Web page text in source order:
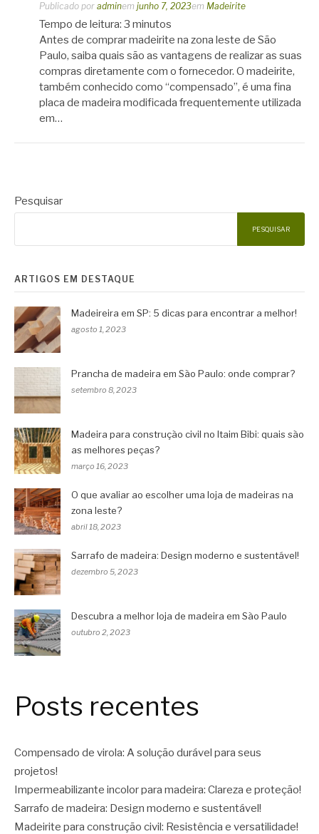
Publicado por adminem junho 7, 2023em Madeirite
Tempo de leitura: 3 minutos
Antes de comprar madeirite na zona leste de São
Paulo, saiba quais são as vantagens de realizar as suas
compras diretamente com o fornecedor. O madeirite,
também conhecido como “compensado”, é uma fina
placa de madeira modificada frequentemente utilizada
em…
Pesquisar
PESQUISAR
ARTIGOS EM DESTAQUE
Madeireira em SP: 5 dicas para encontrar a melhor!
agosto 1, 2023
Prancha de madeira em São Paulo: onde comprar?
setembro 8, 2023
Madeira para construção civil no Itaim Bibi: quais são
as melhores peças?
março 16, 2023
O que avaliar ao escolher uma loja de madeiras na
zona leste?
abril 18, 2023
Sarrafo de madeira: Design moderno e sustentável!
dezembro 5, 2023
Descubra a melhor loja de madeira em São Paulo
outubro 2, 2023
Posts recentes
Compensado de virola: A solução durável para seus
projetos!
Impermeabilizante incolor para madeira: Clareza e proteção!
Sarrafo de madeira: Design moderno e sustentável!
Madeirite para construção civil: Resistência e versatilidade!